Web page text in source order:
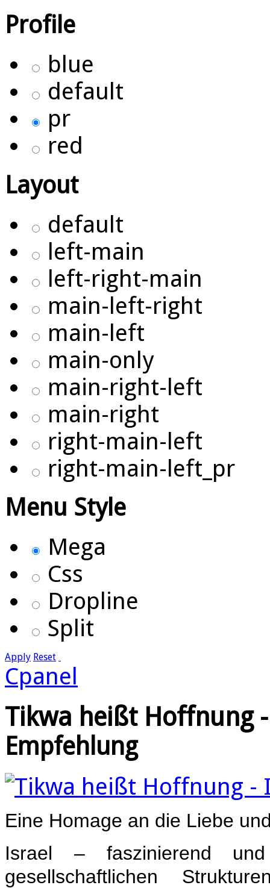
Profile
blue
default
pr
red
Layout
default
left-main
left-right-main
main-left-right
main-left
main-only
main-right-left
main-right
right-main-left
right-main-left_pr
Menu Style
Mega
Css
Dropline
Split
Apply Reset
Cpanel
Tikwa heißt Hoffnung
Empfehlung
Eine Homage an die Liebe
Israel – faszinierend
gesellschaftlichen